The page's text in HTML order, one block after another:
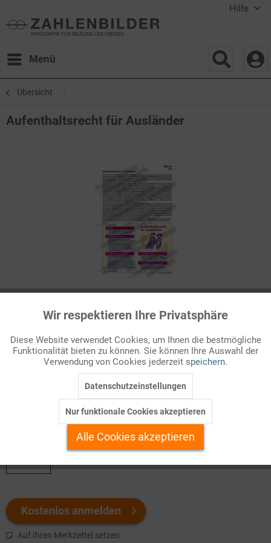
Hilfe
Menü
Übersicht
Aufenthaltsrecht für Ausländer
Bundesrepublik Deutschland 2005 ein neues, vereinfachtes
Ausländerrecht. Kern der Neuregelung ist das
Aufenthaltsgesetz, das ausdrücklich der Steuerung und
Begrenzung des Zuzugs in die Bu...
Welchen Download brauchen Sie?
Kostenlos anmelden
Auf Ihren Merkzettel setzen
Funktionale Aktiv
Marketing Inaktiv
Personalisierung Inaktiv
Service
Wir respektieren Ihre Privatsphäre
Diese Website verwendet Cookies, um Ihnen die bestmögliche
Funktionalität bieten zu können. Sie können Ihre Auswahl der
Verwendung von Cookies jederzeit speichern.
Datenschutzeinstellungen
Nur funktionale Cookies akzeptieren
Alle Cookies akzeptieren